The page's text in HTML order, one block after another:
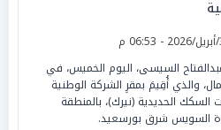
السيسى، اليوم الخميس، في
والذي أُقِيمَ بمقرِ الشركة الوطنية
السكك الحديدية (نيرك)، بالمنطقة
السويس شرق بورسعيد.